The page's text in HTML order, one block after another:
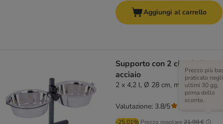
Aggiungi al carrello
Supporto con 2 ciotole in
acciaio
2 x 4,2 l, Ø 28 cm, max H60 cm
-25.01% Prezzo regolare21,99 €
Prezzo più
praticato negli
ultimi 30 gg,
prima dello
sconto.
Valutazione: 3.8/5